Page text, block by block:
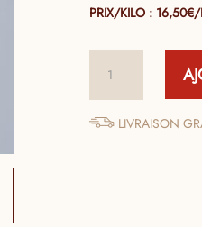
PRIX/KILO :
Effiloché
de
LIVRAISON